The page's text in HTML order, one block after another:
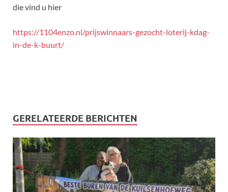
die vind u hier
https://1104enzo.nl/prijswinnaars-gezocht-loterij-kdag-
in-de-k-buurt/
GERELATEERDE BERICHTEN